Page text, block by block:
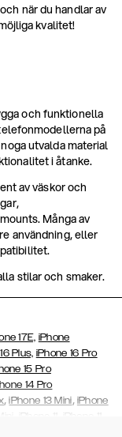
när du handlar av
kvalitet!
och funktionella
på
utvalda material
i åtanke.
av väskor och
Många av
användning, eller
stilar och smaker.
17E, iPhone
Plus, iPhone 16 Pro
15 Pro
14 Pro
,iPhone 13 Mini, iPhone
iPhone 11
iPhone 11